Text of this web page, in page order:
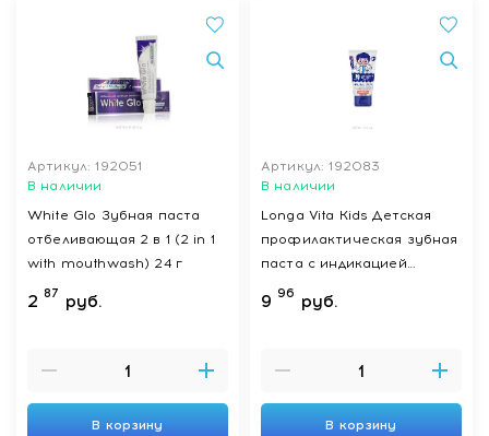
Артикул: 192051
В наличии
White Glo Зубная паста
отбеливающая 2 в 1 (2 in 1
with mouthwash) 24 г
2 87 руб.
В корзину
Артикул: 192083
В наличии
Longa Vita Kids Детская
профилактическая зубная
паста с индикацией
зубного налёта 50 г
9 96 руб.
В корзину